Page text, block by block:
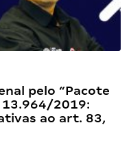
pelo “Pacote
13.964/2019:
ao art. 83,